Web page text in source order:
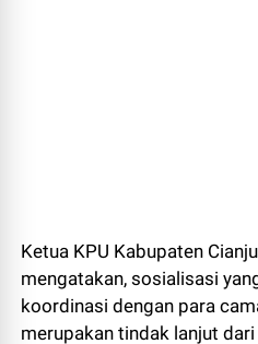
Ketua KPU Kabupaten
mengatakan, sosialisasi
koordinasi dengan para
merupakan tindak lanjut